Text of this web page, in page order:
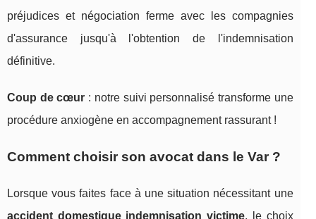
préjudices et négociation ferme avec les compagnies
d'assurance jusqu'à l'obtention de l'indemnisation
définitive.
Coup de cœur : notre suivi personnalisé transforme une
procédure anxiogène en accompagnement rassurant !
Comment choisir son avocat dans le Var ?
Lorsque vous faites face à une situation nécessitant une
accident domestique indemnisation victime, le choix